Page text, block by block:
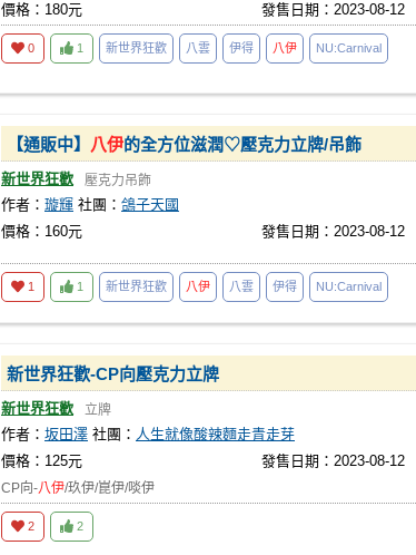
價格：180元
發售日期：2023-08-12
0 1 新世界狂歡 八雲 伊得 八伊 NU:Carnival
【通販中】 八伊的全方位滋潤♡壓克力立牌/吊飾
新世界狂歡 壓克力吊飾
作者： 璇輝 社團： 鴿子天國
價格：160元
發售日期：2023-08-12
1 1 新世界狂歡 八伊 八雲 伊得 NU:Carnival
新世界狂歡-CP向壓克力立牌
新世界狂歡 立牌
作者： 坂田澤 社團： 人生就像酸辣麵走青走芽
價格：125元
發售日期：2023-08-12
CP向-八伊/玖伊/崑伊/啖伊
2 2